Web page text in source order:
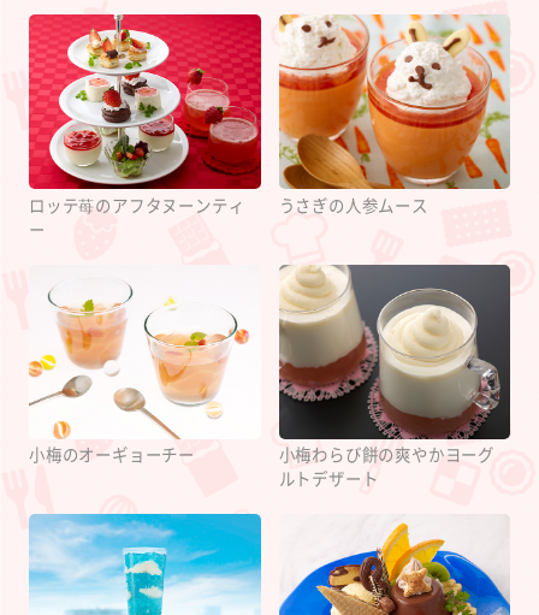
ロッテ苺のアフタヌーンティ
ー
うさぎの人参ムース
小梅のオーギョーチー
小梅わらび餅の爽やかヨーグ
ルトデザート